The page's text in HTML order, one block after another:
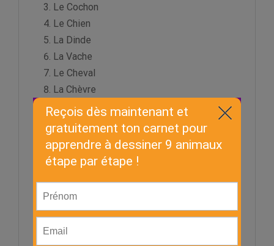
Le Cochon
Le Chien
La Dinde
La Vache
Le Cheval
La Chèvre
Le Mouton
Le Coq
Le Canard
L’Oie
Le Lapin
La Souris
Le Hérisson